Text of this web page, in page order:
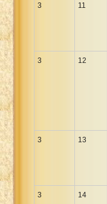
3 11
3 12
3 13
3 14